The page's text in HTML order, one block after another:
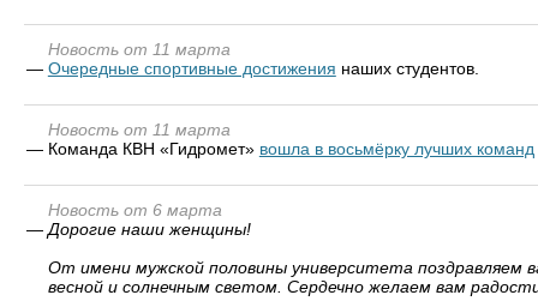
Новость от 11 марта
— Очередные cпортивные достижения наших студентов.
Новость от 11 марта
— Команда КВН «Гидромет» вошла в восьмёрку лучших команд
Новость от 6 марта
— Дорогие наши женщины!
От имени мужской половины университета
весной и солнечным светом. Сердечно желаем вам